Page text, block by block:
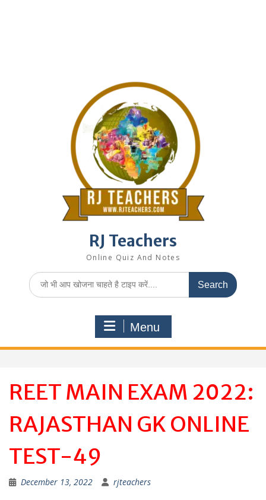
RJ Teachers
Online Quiz And Notes
Search
for:
Menu
REET MAIN EXAM 2022:
RAJASTHAN GK ONLINE
TEST-49
December 13, 2022 rjteachers